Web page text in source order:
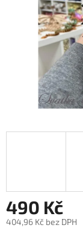
490 Kč
404,96 Kč bez DPH